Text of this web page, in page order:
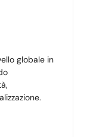
globale in